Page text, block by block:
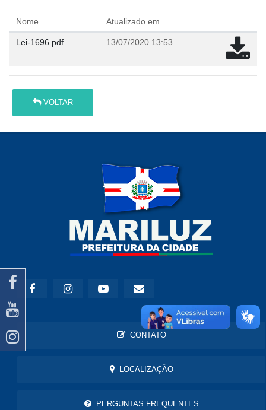
Nome Atualizado em
Lei-1696.pdf 13/07/2020 13:53
VOLTAR
CONTATO
LOCALIZAÇÃO
PERGUNTAS FREQUENTES